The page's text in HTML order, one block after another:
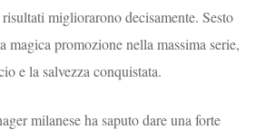
migliorarono decisamente. Sesto
magica promozione nella massima serie,
e la salvezza conquistata.
milanese ha saputo dare una forte